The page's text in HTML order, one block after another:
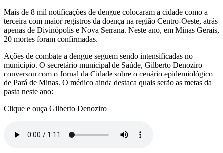
Mais de 8 mil notificações de dengue colocaram a cidade como a
terceira com maior registros da doença na região Centro-Oeste, atrás
apenas de Divinópolis e Nova Serrana. Neste ano, em Minas Gerais,
20 mortes foram confirmadas.
Ações de combate a dengue seguem sendo intensificadas no
município. O secretário municipal de Saúde, Gilberto Denoziro
conversou com o Jornal da Cidade sobre o cenário epidemiológico
de Pará de Minas. O médico ainda destaca quais serão as metas da
pasta neste ano:
Clique e ouça Gilberto Denoziro